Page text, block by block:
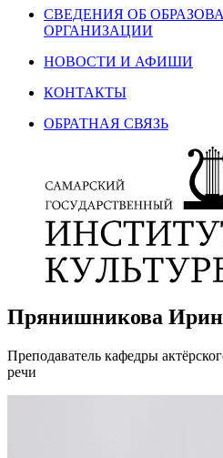
СВЕДЕНИЯ ОБ
ОРГАНИЗАЦИИ
НОВОСТИ И АФИШИ
КОНТАКТЫ
ОБРАТНАЯ СВЯЗЬ
Прянишникова
Преподаватель кафедры
речи